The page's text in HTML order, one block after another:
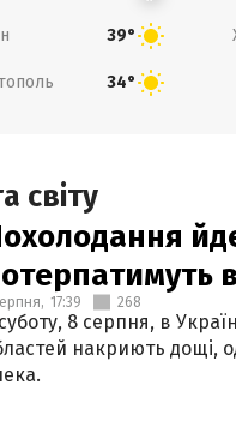
39°
34°
світу
17:39 268
8 серпня, в
накриють дощі,